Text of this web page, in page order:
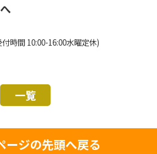
付時間 10:00-16:00水曜定休)
一覧
ージの先頭へ戻る